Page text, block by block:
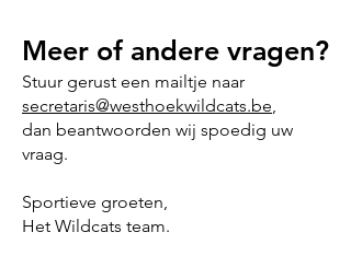
Meer of andere vragen?
Stuur gerust een mailtje naar
secretaris@westhoekwildcats.be,
dan beantwoorden wij spoedig uw
vraag.
Sportieve groeten,
Het Wildcats team.